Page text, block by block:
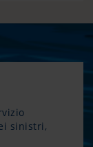
sinistri,